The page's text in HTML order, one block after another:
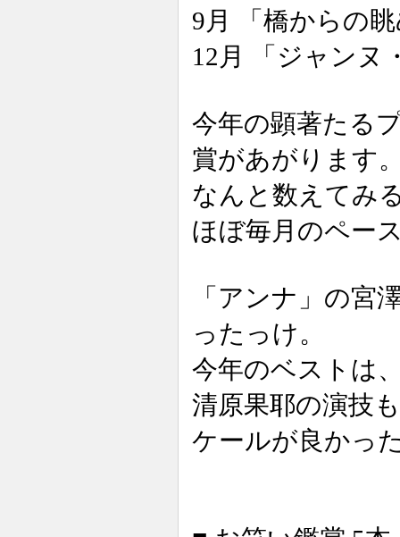
9月 「橋からの
12月 「ジャンヌ
今年の顕著たる
賞があがります
なんと数えてみ
ほぼ毎月のペー
「アンナ」の宮
ったっけ。
今年のベストは
清原果耶の演技
ケールが良かっ